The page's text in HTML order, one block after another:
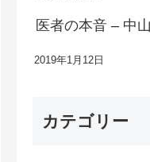
医者の本音 – 中
2019年1月12日
カテゴリー